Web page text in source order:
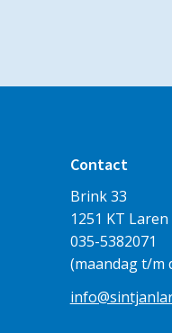
Contact
Brink 33
1251 KT Laren
035-5382071
(maandag t/m